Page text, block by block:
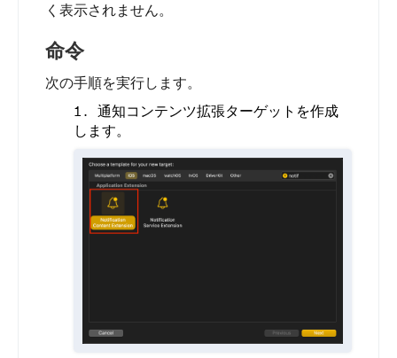
く表示されません。
命令
次の手順を実行します。
通知コンテンツ拡張ターゲットを作成
します。